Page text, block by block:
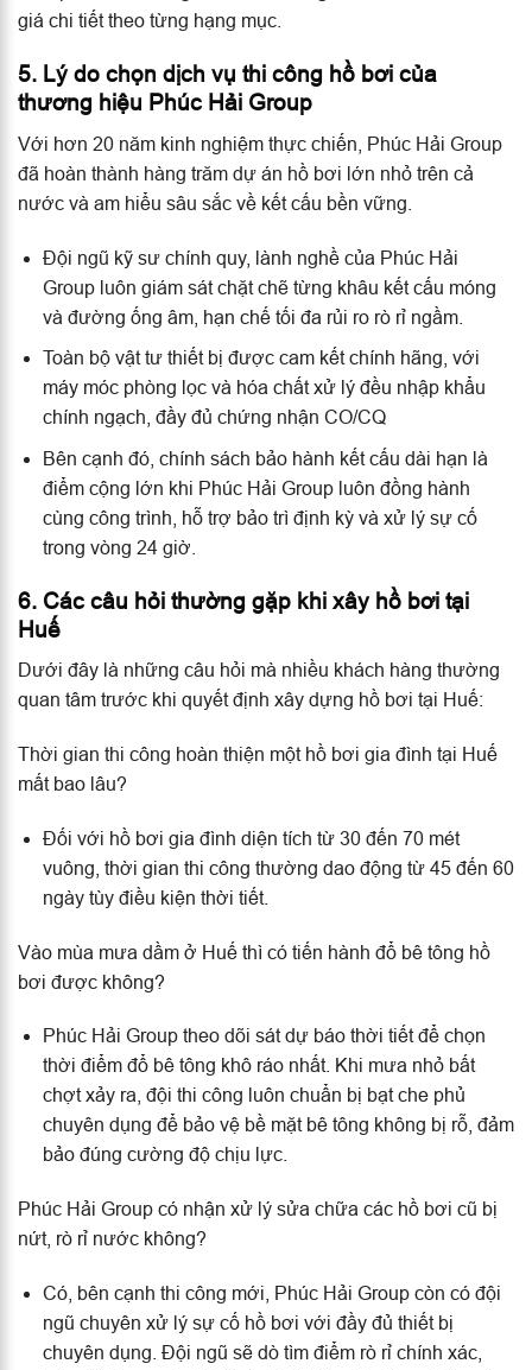
giá chi tiết theo từng hạng mục.
5. Lý do chọn dịch vụ thi công hồ bơi của
thương hiệu Phúc Hải Group
Với hơn 20 năm kinh nghiệm thực chiến, Phúc Hải Group
đã hoàn thành hàng trăm dự án hồ bơi lớn nhỏ trên cả
nước và am hiểu sâu sắc về kết cấu bền vững.
Đội ngũ kỹ sư chính quy, lành nghề của Phúc Hải
Group luôn giám sát chặt chẽ từng khâu kết cấu móng
và đường ống âm, hạn chế tối đa rủi ro rò rỉ ngầm.
Toàn bộ vật tư thiết bị được cam kết chính hãng, với
máy móc phòng lọc và hóa chất xử lý đều nhập khẩu
chính ngạch, đầy đủ chứng nhận CO/CQ
Bên cạnh đó, chính sách bảo hành kết cấu dài hạn là
điểm cộng lớn khi Phúc Hải Group luôn đồng hành
cùng công trình, hỗ trợ bảo trì định kỳ và xử lý sự cố
trong vòng 24 giờ.
6. Các câu hỏi thường gặp khi xây hồ bơi tại
Huế
Dưới đây là những câu hỏi mà nhiều khách hàng thường
quan tâm trước khi quyết định xây dựng hồ bơi tại Huế:
Thời gian thi công hoàn thiện một hồ bơi gia đình tại Huế
mất bao lâu?
Đối với hồ bơi gia đình diện tích từ 30 đến 70 mét
vuông, thời gian thi công thường dao động từ 45 đến 60
ngày tùy điều kiện thời tiết.
Vào mùa mưa dầm ở Huế thì có tiến hành đổ bê tông hồ
bơi được không?
Phúc Hải Group theo dõi sát dự báo thời tiết để chọn
thời điểm đổ bê tông khô ráo nhất. Khi mưa nhỏ bất
chợt xảy ra, đội thi công luôn chuẩn bị bạt che phủ
chuyên dụng để bảo vệ bề mặt bê tông không bị rỗ, đảm
bảo đúng cường độ chịu lực.
Phúc Hải Group có nhận xử lý sửa chữa các hồ bơi cũ bị
nứt, rò rỉ nước không?
Có, bên cạnh thi công mới, Phúc Hải Group còn có đội
ngũ chuyên xử lý sự cố hồ bơi với đầy đủ thiết bị
chuyên dụng. Đội ngũ sẽ dò tìm điểm rò rỉ chính xác,